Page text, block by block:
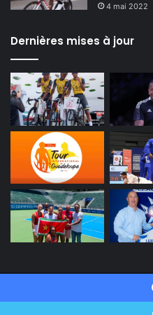
4 mai 2022
Dernières mises à jour
Facebook